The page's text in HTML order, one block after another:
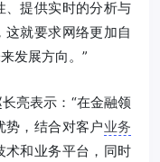
、提供实时的分析与
就要求网络更加自
发展方向。”
亮表示：“在金融领
势，结合对客户业务
术和业务平台，同时